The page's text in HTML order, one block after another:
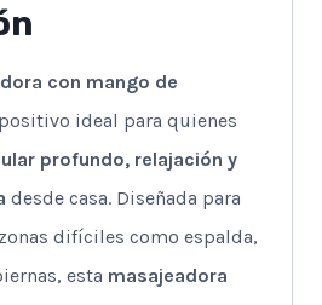
con mango de
ideal para quienes
profundo, relajación y
desde casa. Diseñada para
difíciles como espalda,
esta masajeadora